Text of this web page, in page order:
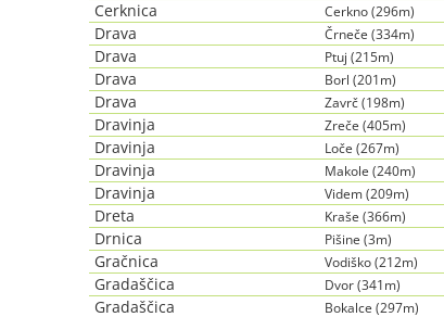
Cerknica
Cerkno (296m)
Drava
Črneče (334m)
Drava
Ptuj (215m)
Drava
Borl (201m)
Drava
Zavrč (198m)
Dravinja
Zreče (405m)
Dravinja
Loče (267m)
Dravinja
Makole (240m)
Dravinja
Videm (209m)
Dreta
Kraše (366m)
Drnica
Pišine (3m)
Gračnica
Vodiško (212m)
Gradaščica
Dvor (341m)
Gradaščica
Bokalce (297m)